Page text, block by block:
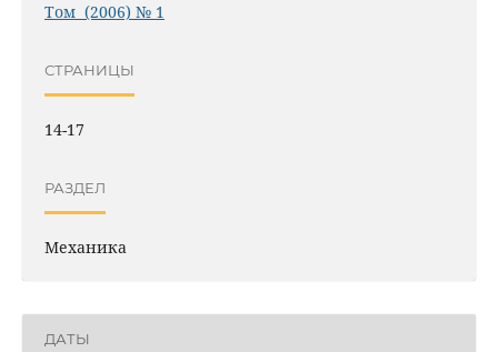
Том (2006) № 1
СТРАНИЦЫ
14-17
РАЗДЕЛ
Механика
ДАТЫ